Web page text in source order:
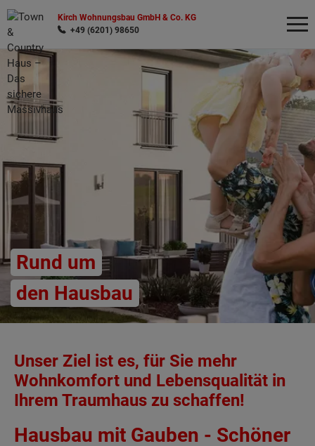
Kirch Wohnungsbau GmbH & Co. KG
+49 (6201) 98650
Rund um
den Hausbau
Unser Ziel ist es, für Sie mehr
Wohnkomfort und Lebensqualität in
Ihrem Traumhaus zu schaffen!
Hausbau mit Gauben - Schöner
Wonach möchten Sie suchen?